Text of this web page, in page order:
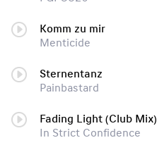
Komm zu mir
Menticide
Sternentanz
Painbastard
Fading Light (Club Mix)
In Strict Confidence